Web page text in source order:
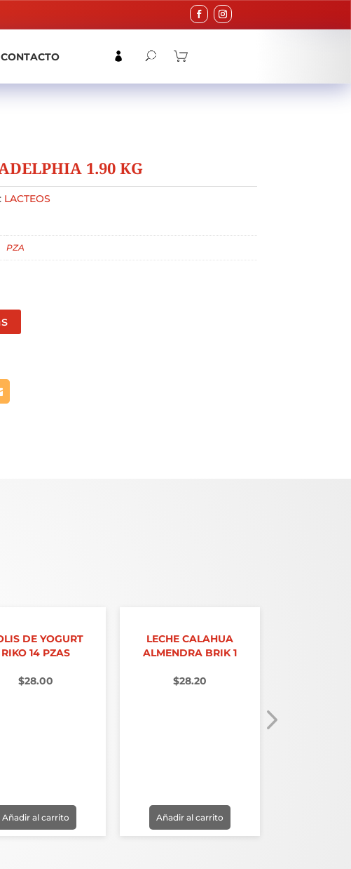
CONTACTO
1.90 KG
LACTEOS
PZA
DE YOGURT
RIKO 14 PZAS
$28.00
Añadir al carrito
LECHE CALAHUA
ALMENDRA BRIK 1
$28.20
Añadir al carrito